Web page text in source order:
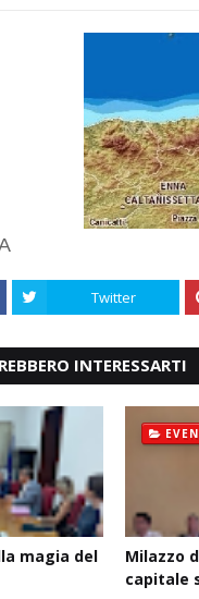
Twitter
INTERESSARTI
magia del
Milazzo
capitale